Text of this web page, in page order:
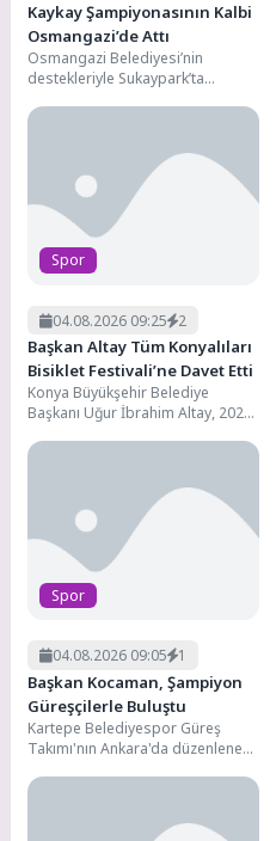
Kaykay Şampiyonasının Kalbi
Osmangazi’de Attı
Osmangazi Belediyesi’nin
destekleriyle Sukaypark’ta
Türkiye Şampiyonası, üç gün
Spor
04.08.2026 09:25 2
Başkan Altay Tüm Konyalıları
Bisiklet Festivali’ne Davet Etti
Konya Büyükşehir Belediye
Başkanı Uğur İbrahim Altay, 2026
6-9 Ağustos tarihleri...
Spor
04.08.2026 09:05 1
Başkan Kocaman, Şampiyon
Güreşçilerle Buluştu
Kartepe Belediyespor Güreş
Takımı'nın Ankara'da düzenlenen
Şampiyonası'nda elde ettiği